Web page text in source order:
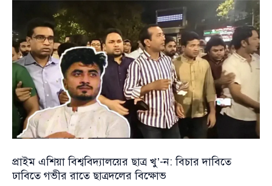
প্রাইম এশিয়া বিশ্ববিদ্যালয়ের ছাত্র খু’-ন: বিচার দাবিতে
ঢাবিতে গভীর রাতে ছাত্রদলের বিক্ষোভ